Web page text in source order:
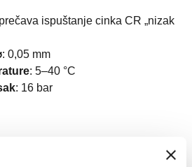
ispuštanje cinka CR „nizak
: 0,05 mm
: 5–40 °C
: 16 bar